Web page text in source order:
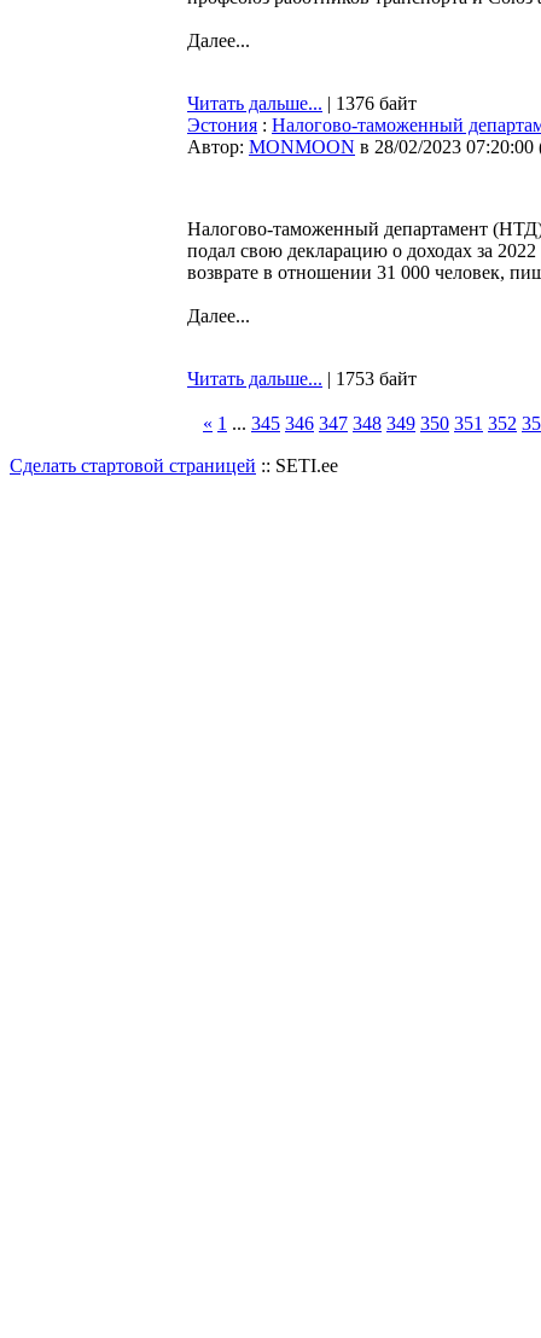
Далее...
Читать дальше... | 1376 байт
Эстония : Налогово-таможенный
Автор: MONMOON в 28/02/2023 07:20:00
Налогово-таможенный департамент
подал свою декларацию о доходах за
возврате в отношении 31 000 человек,
Далее...
Читать дальше... | 1753 байт
« 1 ... 345 346 347 348 349 350 351 352
Сделать стартовой страницей :: SETI.ee